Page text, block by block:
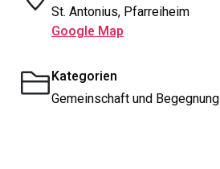
St. Antonius, Pfarreiheim
Google Map
Kategorien
Gemeinschaft und Begegnung